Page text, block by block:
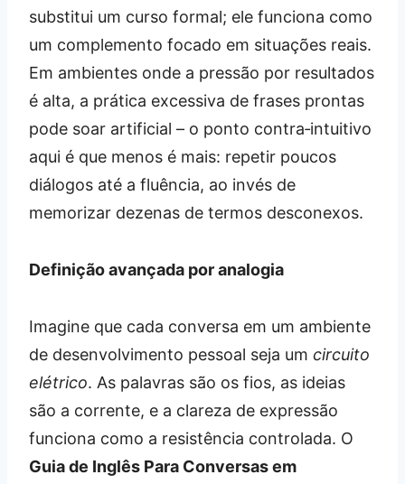
substitui um curso formal; ele funciona como
um complemento focado em situações reais.
Em ambientes onde a pressão por resultados
é alta, a prática excessiva de frases prontas
pode soar artificial – o ponto contra‑intuitivo
aqui é que menos é mais: repetir poucos
diálogos até a fluência, ao invés de
memorizar dezenas de termos desconexos.
Definição avançada por analogia
Imagine que cada conversa em um ambiente
de desenvolvimento pessoal seja um circuito
elétrico. As palavras são os fios, as ideias
são a corrente, e a clareza de expressão
funciona como a resistência controlada. O
Guia de Inglês Para Conversas em